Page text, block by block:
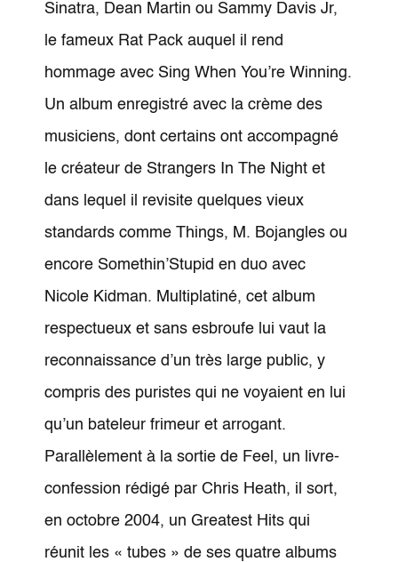
Sinatra, Dean Martin ou Sammy Davis Jr,
le fameux Rat Pack auquel il rend
hommage avec Sing When You’re Winning.
Un album enregistré avec la crème des
musiciens, dont certains ont accompagné
le créateur de Strangers In The Night et
dans lequel il revisite quelques vieux
standards comme Things, M. Bojangles ou
encore Somethin’Stupid en duo avec
Nicole Kidman. Multiplatiné, cet album
respectueux et sans esbroufe lui vaut la
reconnaissance d’un très large public, y
compris des puristes qui ne voyaient en lui
qu’un bateleur frimeur et arrogant.
Parallèlement à la sortie de Feel, un livre-
confession rédigé par Chris Heath, il sort,
en octobre 2004, un Greatest Hits qui
réunit les « tubes » de ses quatre albums